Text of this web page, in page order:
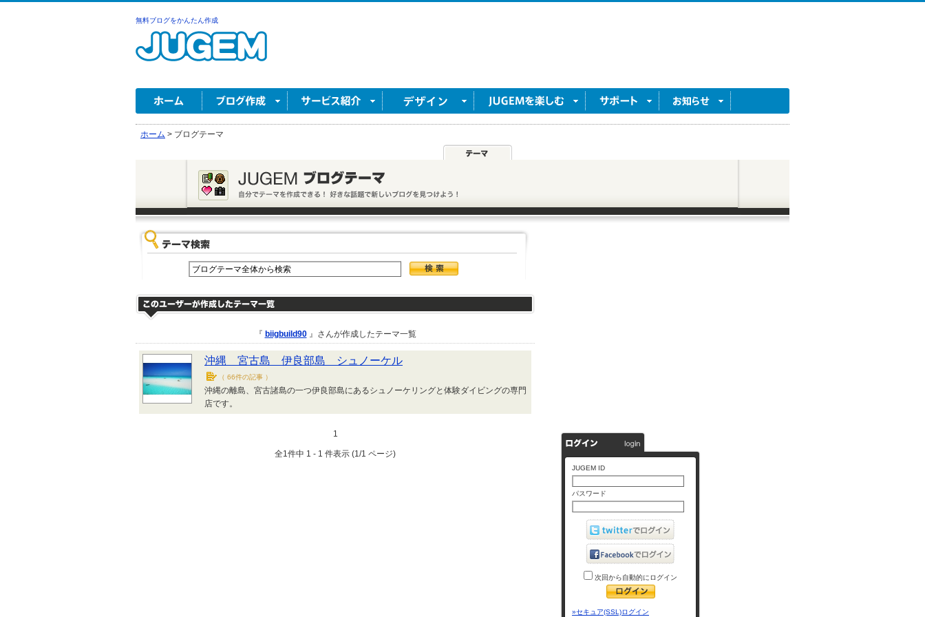
無料ブログをかんたん作成
ホーム > ブログテーマ
『 biigbuild90』さんが作成したテーマ一覧
沖縄 宮古島 伊良部島 シュノーケル
（ 66件の記事 ）
沖縄の離島、宮古諸島の一つ伊良部島にあるシュノーケリングと体験ダイビングの専門
店です。
1
全1件中 1 - 1 件表示 (1/1 ページ)
JUGEM ID
パスワード
次回から自動的にログイン
»セキュア(SSL)ログイン